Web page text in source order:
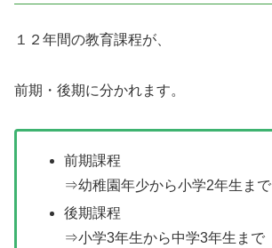
１２年間の教育課程が、
前期・後期に分かれます。
前期課程
⇒幼稚園年少から小学2年生まで
後期課程
⇒小学3年生から中学3年生まで